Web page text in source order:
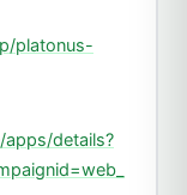
platonus-
details?